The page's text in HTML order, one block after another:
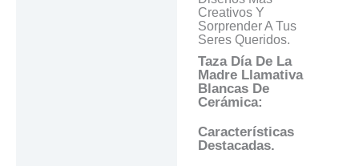
Creativos Y
Sorprender A Tus
Seres Queridos.
Taza Día De La
Madre Llamativa
Blancas De
Cerámica:
Características
Destacadas.